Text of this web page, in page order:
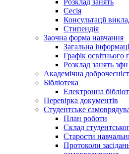
Розклад занять
Сесія
Консультації
Стипендія
Заочна форма навчання
Загальна
Графік освітнього
Розклад занять зфн
Академічна
Бібліотека
Електронна
Перевірка документів
Студентське
План роботи
Склад
Старости
Протоколи